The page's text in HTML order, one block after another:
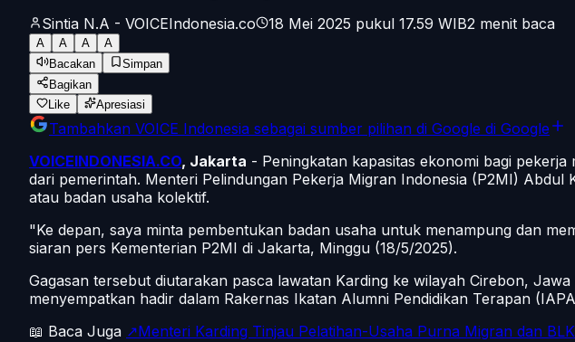
Sintia N.A - VOICEIndonesia.co 18 Mei 2025 pukul 17.59 WIB2 menit baca
A A A
A
Bacakan
Simpan
Bagikan
Like
Apresiasi
Tambahkan VOICE Indonesia sebagai sumber pilihan di Google di Google
VOICEINDONESIA.CO, Jakarta - Peningkatan kapasitas ekonomi bagi
dari pemerintah. Menteri Pelindungan Pekerja Migran Indonesia (P2MI)
atau badan usaha kolektif.
"Ke depan, saya minta pembentukan badan usaha untuk menampung dan
siaran pers Kementerian P2MI di Jakarta, Minggu (18/5/2025).
Gagasan tersebut diutarakan pasca lawatan Karding ke wilayah Cirebon,
menyempatkan hadir dalam Rakernas Ikatan Alumni Pendidikan Terapan
📖 Baca Juga ↗Menteri Karding Tinjau Pelatihan-Usaha Purna Migran dan